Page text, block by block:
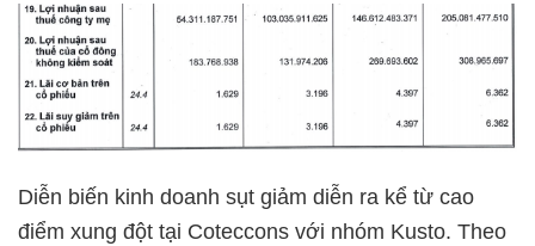
Diễn biến kinh doanh sụt giảm diễn ra kể từ cao
điểm xung đột tại Coteccons với nhóm Kusto. Theo